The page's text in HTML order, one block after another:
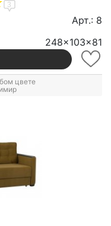
3
Арт.: 8
248x103x81
цвете